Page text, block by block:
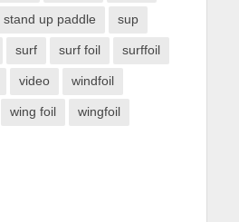
stand up paddle sup
surf surf foil surffoil
video windfoil
wing foil wingfoil